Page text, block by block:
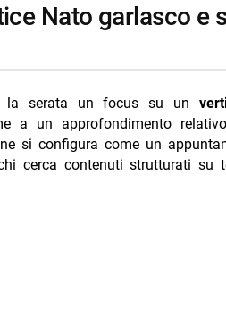
la serata un focus su un
a un approfondimento
si configura come un
cerca contenuti strutturati su